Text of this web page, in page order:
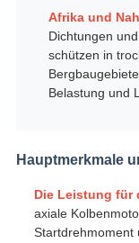
Afrika und
Dichtungen
schützen in
Belastung und
Hauptmerkmale
Die Leistung für
axiale
Startdrehmoment